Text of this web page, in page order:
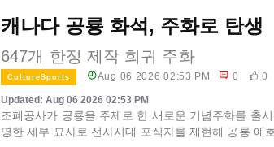
캐나다 공룡 화석, 주화로 탄생
647개 한정 제작 희귀 주화
CultureSports Aug 06 2026 02:53 PM 0 0
Updated: Aug 06 2026 02:53 PM
조폐공사가 공룡을 주제로 한 새로운 기념주화를 출
명한 세부 묘사로 선사시대 포식자를 재현해 공룡 애